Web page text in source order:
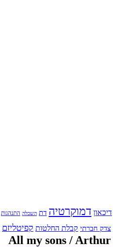
דיכאון דמוקרטיה דת השכלה התנהגות
צדק חברתי קבלת החלטות קפיטליזם